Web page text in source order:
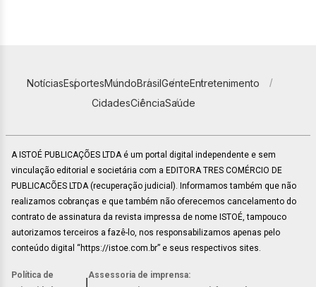
NotíciasEsportesMundoBrasilGenteEntretenimento
CidadesCiênciaSaúde
A ISTOÉ PUBLICAÇÕES LTDA é um portal digital independente e sem
vinculação editorial e societária com a EDITORA TRES COMÉRCIO DE
PUBLICACÕES LTDA (recuperação judicial). Informamos também que não
realizamos cobranças e que também não oferecemos cancelamento do
contrato de assinatura da revista impressa de nome ISTOÉ, tampouco
autorizamos terceiros a fazê-lo, nos responsabilizamos apenas pelo
conteúdo digital “https://istoe.com.br” e seus respectivos sites.
Política de
Assessoria de imprensa: